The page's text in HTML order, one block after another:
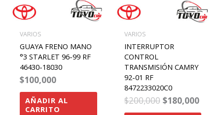
VARIOS
GUAYA FRENO MANO
°3 STARLET 96-99 RF
46430-18030
$100,000
AÑADIR AL
CARRITO
VARIOS
INTERRUPTOR
CONTROL
TRANSMISIÓN CAMRY
92-01 RF
8472233020C0
$200,000 $180,000